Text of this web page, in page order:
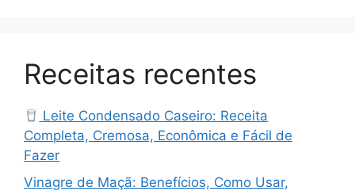
Receitas recentes
Leite Condensado Caseiro: Receita
Completa, Cremosa, Econômica e Fácil de
Fazer
Vinagre de Maçã: Benefícios, Como Usar,